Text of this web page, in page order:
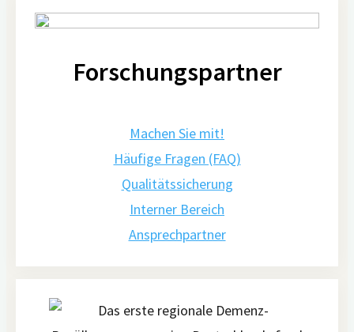
Forschungspartner
Machen Sie mit!
Häufige Fragen (FAQ)
Qualitätssicherung
Interner Bereich
Ansprechpartner